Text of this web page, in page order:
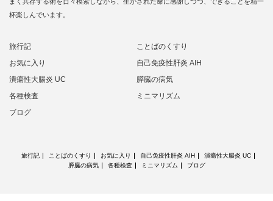
杯楽しんでいます。
旅行記
ことばのくすり
お気に入り
自己免疫性肝炎 AIH
潰瘍性大腸炎 UC
膵臓の病気
各種検査
ミニマリズム
ブログ
旅行記 ことばのくすり お気に入り 自己免疫性肝炎 AIH
潰瘍性大腸炎 UC
膵臓の病気
各種検査 ミニマリズム ブログ